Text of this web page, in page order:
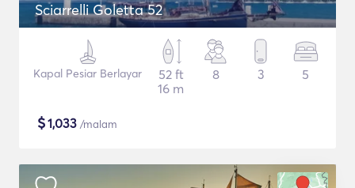
Sciarrelli Goletta 52
Kapal Pesiar Berlayar
52 ft
16 m
8 3 5
$1,033 /malam